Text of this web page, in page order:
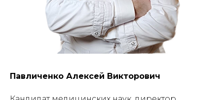
Павличенко Алексей Викторович